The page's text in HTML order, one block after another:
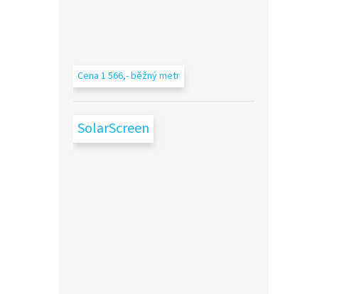
Cena 1 566,- běžný metr
SolarScreen